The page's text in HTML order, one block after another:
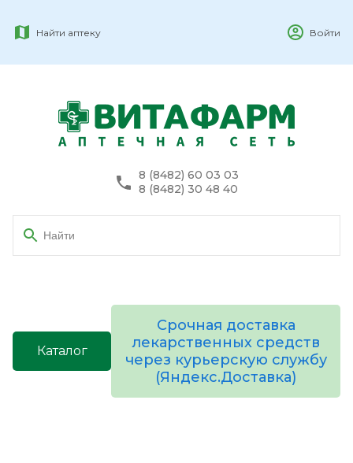
Найти аптеку Войти
8 (8482) 60 03 03
8 (8482) 30 48 40
Каталог
Срочная доставка
лекарственных средств
через курьерскую службу
(Яндекс.Доставка)